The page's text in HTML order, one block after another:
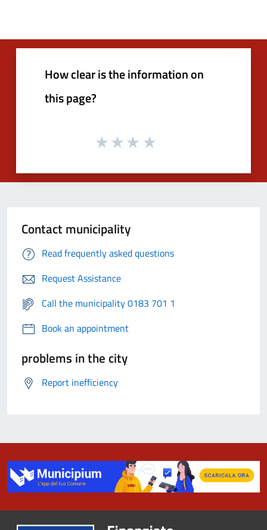
How clear is the information on
this page?
Contact municipality
Read frequently asked questions
Request Assistance
Call the municipality 0183 701 1
Book an appointment
problems in the city
Report inefficiency